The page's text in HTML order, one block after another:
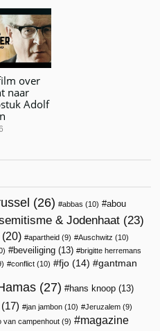
over
naar
Adolf
(26) abbas (10)
abou
& Jodenhaat (23)
(20) apartheid (9) Auschwitz (10)
beveiliging (13)
brigitte herremans
conflict (10) fjo (14) gantman
(27) hans knoop (13)
(17) jan jambon (10) Jeruzalem (9)
van campenhout (9)
magazine